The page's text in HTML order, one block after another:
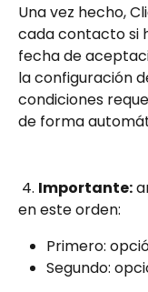
Una vez hecho,
cada contacto si
fecha de
la configuración
condiciones
de forma
4. Importante:
en este orden:
Primero:
Segundo: